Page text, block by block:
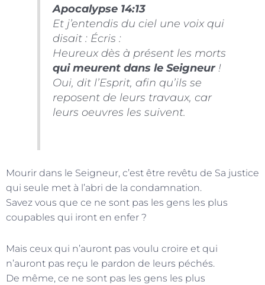
Apocalypse 14:13
Et j’entendis du ciel une voix qui
disait : Écris :
Heureux dès à présent les morts
qui meurent dans le Seigneur!
Oui, dit l’Esprit, afin qu’ils se
reposent de leurs travaux, car
leurs oeuvres les suivent.
Mourir dans le Seigneur, c’est être revêtu de Sa justice
qui seule met à l’abri de la condamnation.
Savez vous que ce ne sont pas les gens les plus
coupables qui iront en enfer ?
Mais ceux qui n’auront pas voulu croire et qui
n’auront pas reçu le pardon de leurs péchés.
De même, ce ne sont pas les gens les plus